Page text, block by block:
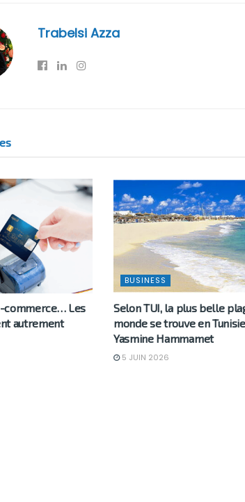
Trabelsi Azza
commerce… Les
autrement
BUSINESS
Selon TUI, la plus belle
monde se trouve en
Yasmine Hammamet
5 JUIN 2026